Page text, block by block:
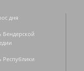
дня
Бендерской
Республики